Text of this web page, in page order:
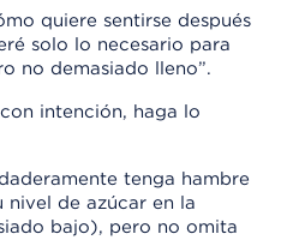
quiere sentirse después
solo lo necesario para
no demasiado lleno”.
intención, haga lo
tenga hambre
nivel de azúcar en la
bajo), pero no omita